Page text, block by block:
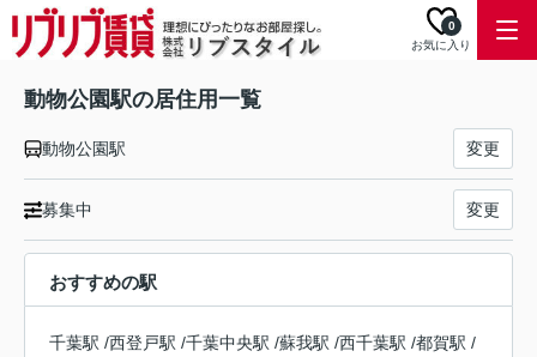
お気に入り
0
動物公園駅の居住用一覧
動物公園駅 変更
募集中 変更
おすすめの駅
千葉駅 /西登戸駅 /千葉中央駅 /蘇我駅 /西千葉駅 /都賀駅 /